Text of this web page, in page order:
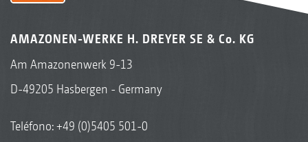
AMAZONEN-WERKE H. DREYER SE & Co. KG
Am Amazonenwerk 9-13
D-49205 Hasbergen - Germany
Teléfono:+49 (0)5405 501-0